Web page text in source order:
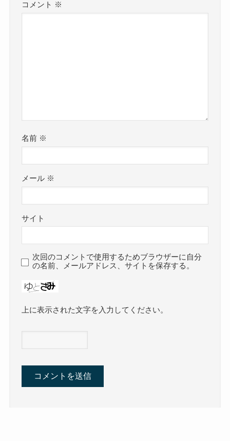
コメント ※
名前 ※
メール ※
サイト
次回のコメントで使用するためブラウザーに自分
の名前、メールアドレス、サイトを保存する。
上に表示された文字を入力してください。